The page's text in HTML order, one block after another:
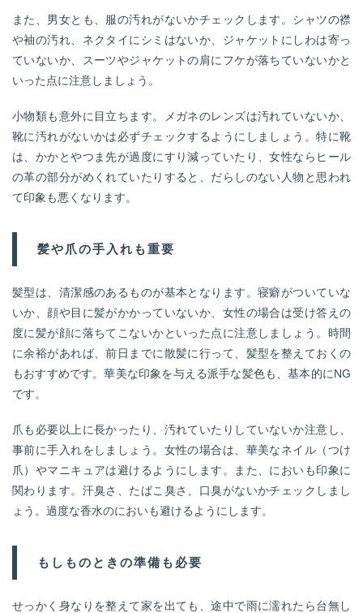
また、男女とも、服の汚れがないかチェックします。シャツの襟
や袖の汚れ、ネクタイにシミはないか、ジャケットにしわは寄っ
ていないか、スーツやジャケットの肩にフケが落ちていないかと
いった点に注意しましょう。
小物類も意外に目立ちます。メガネのレンズは汚れていないか、
靴に汚れがないかは必ずチェックするようにしましょう。特に靴
は、かかとやつま先が過度にすり減っていたり、女性ならヒール
の革の部分がめくれていたりすると、だらしのない人物と思われ
て印象も悪くなります。
髪や爪の手入れも重要
髪型は、清潔感のあるものが基本となります。寝癖がついていな
いか、顔や目に髪がかかっていないか、女性の場合は受け答えの
度に髪が顔に落ちてこないかといった点に注意しましょう。時間
に余裕があれば、前日までに散髪に行って、髪型を整えておくの
もおすすめです。華美な印象を与える派手な髪色も、基本的にNG
です。
爪も必要以上に長かったり、汚れていたりしていないか注意し、
事前に手入れをしましょう。女性の場合は、華美なネイル（つけ
爪）やマニキュアは避けるようにします。また、においも印象に
関わります。汗臭さ、たばこ臭さ、口臭がないかチェックしまし
ょう。過度な香水のにおいも避けるようにします。
もしものときの準備も必要
せっかく身なりを整えて家を出ても、途中で雨に濡れたら台無し